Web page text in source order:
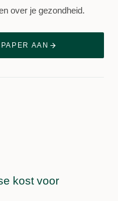
over je gezondheid.
AAN
kost voor